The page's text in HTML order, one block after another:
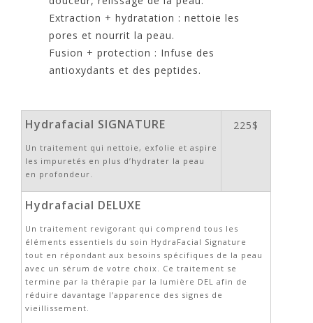
Extraction + hydratation : nettoie les
pores et nourrit la peau.
Fusion + protection : Infuse des
antioxydants et des peptides.
Hydrafacial SIGNATURE
Un traitement qui nettoie, exfolie et aspire
les impuretés en plus d’hydrater la peau
en profondeur.
225$
Hydrafacial DELUXE
Un traitement revigorant qui comprend tous les
éléments essentiels du soin HydraFacial Signature
tout en répondant aux besoins spécifiques de la peau
avec un sérum de votre choix. Ce traitement se
termine par la thérapie par la lumière DEL afin de
réduire davantage l’apparence des signes de
vieillissement.